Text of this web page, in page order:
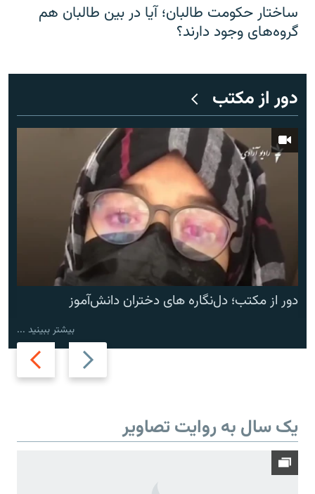
ساختار حکومت طالبان؛ آیا در بین طالبان هم
گروه‌های وجود دارند؟
دور از مکتب
Previous
slide
Next
slide
دور از مکتب؛ دل‌نگاره های دختران دانش‌آموز
بیشتر ببینید ...
یک سال به روایت تصاویر